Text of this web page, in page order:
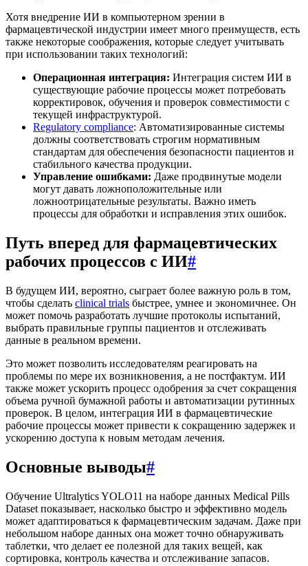
Хотя внедрение ИИ в компьютерном зрении в
фармацевтической индустрии имеет много преимуществ, есть
также некоторые соображения, которые следует учитывать
при использовании таких технологий:
Операционная интеграция: Интеграция систем ИИ в
существующие рабочие процессы может потребовать
корректировок, обучения и проверок совместимости с
текущей инфраструктурой.
Regulatory compliance: Автоматизированные системы
должны соответствовать строгим нормативным
стандартам для обеспечения безопасности пациентов и
стабильного качества продукции.
Управление ошибками: Даже продвинутые модели
могут давать ложноположительные или
ложноотрицательные результаты. Важно иметь
процессы для обработки и исправления этих ошибок.
Путь вперед для фармацевтических
рабочих процессов с ИИ#
В будущем ИИ, вероятно, сыграет более важную роль в том,
чтобы сделать clinical trials быстрее, умнее и экономичнее. Он
может помочь разработать лучшие протоколы испытаний,
выбрать правильные группы пациентов и отслеживать
данные в реальном времени.
Это может позволить исследователям реагировать на
проблемы по мере их возникновения, а не постфактум. ИИ
также может ускорить процесс одобрения за счет сокращения
объема ручной бумажной работы и автоматизации рутинных
проверок. В целом, интеграция ИИ в фармацевтические
рабочие процессы может привести к сокращению задержек и
ускорению доступа к новым методам лечения.
Основные выводы#
Обучение Ultralytics YOLO11 на наборе данных Medical Pills
Dataset показывает, насколько быстро и эффективно модель
может адаптироваться к фармацевтическим задачам. Даже при
небольшом наборе данных она может точно обнаруживать
таблетки, что делает ее полезной для таких вещей, как
сортировка, контроль качества и отслеживание запасов.